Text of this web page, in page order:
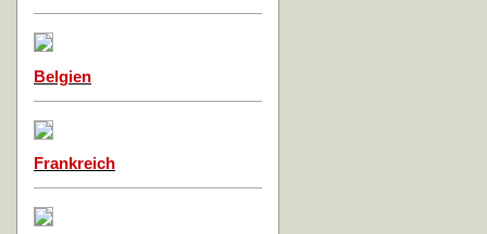
Belgien
Frankreich